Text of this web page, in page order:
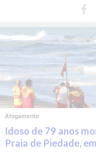
Afogamento
Idoso de 79 anos
Praia de Piedade,